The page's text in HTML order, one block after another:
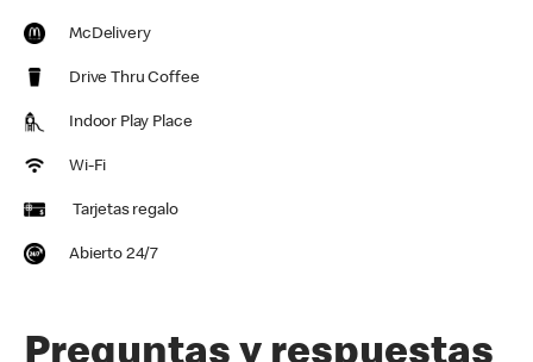
McDelivery
Drive Thru Coffee
Indoor Play Place
Wi-Fi
Tarjetas regalo
Abierto 24/7